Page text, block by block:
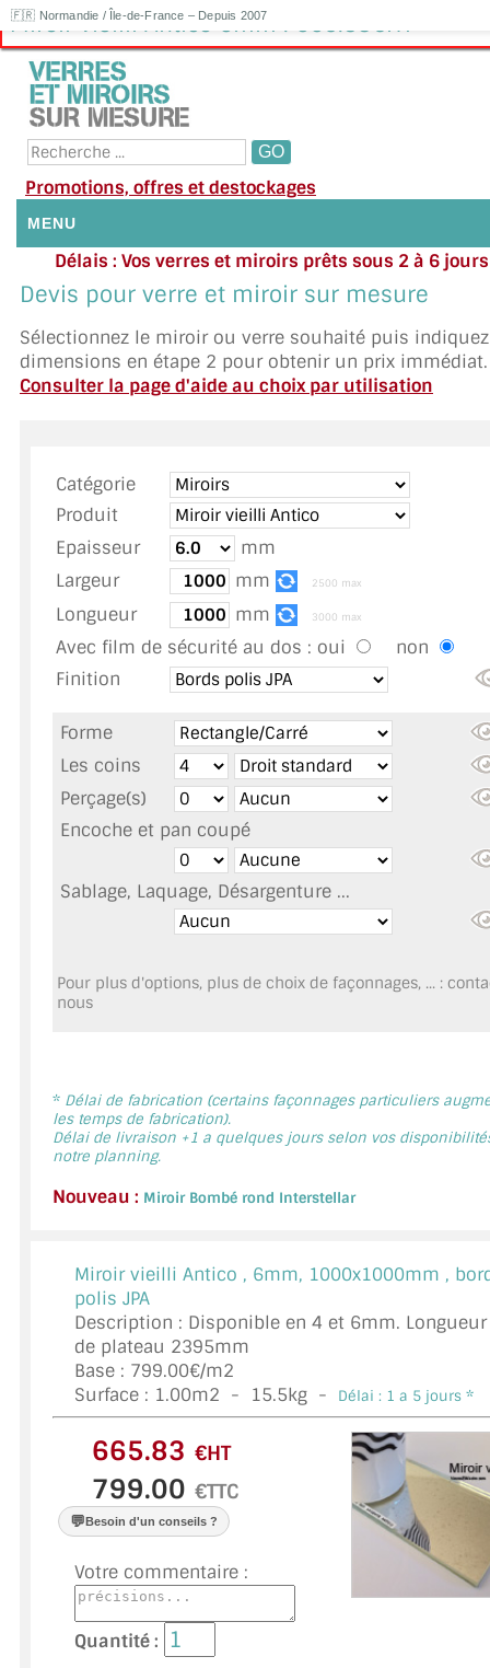
🇫🇷 Normandie / Île-de-France – Depuis 2007
Miroir vieilli Antico 6mm : 665.83€HT
Promotions, offres et destockages
MENU
NOUS CONTACTER
DEMANDE DE DEVIS
TOUS LES TARIFS AU M2
GUIDE : CHOIX PAR UTILISATION
INSPIRATIONS ET NOUVEAUTÉS
AMBIANCE LAITON BROSSÉ
MIROIR SUR MESURE
MIROIR VIEILLI
MIROIR DÉCORATIF DE COULEUR
LOTS DE MIROIRS EN MOZAÏQUE
MIROIR DE SALLE DE BAIN
MIROIR POUR SALLE DE SPORT
MIROIR POUR SALLE DE DANSE
MIROIR ENCADRÉ
VERRE SUR MESURE
VERRE EXTRACLAIR
VERRE TREMPÉ (SÉCURIT)
VERRE FEUILLETÉ
VERRE ANTI-REFLET
VERRE LAQUÉ/CRÉDENCE
VERRE FEUILLETÉ/TREMPÉ
Délais : Vos verres et miroirs prêts sous 2 à 6
moyenne
Besoin
Appelez ou envoyez un SMS au 06 79 92
Devis pour verre et miroir sur mesure
Sélectionnez le miroir ou verre souhaité puis
dimensions en étape 2 pour obtenir un prix immédiat.
Consulter la page d'aide au choix par utilisation
Catégorie
Produit
Epaisseur
mm
Largeur
mm 2500 max
Longueur mm 3000 max
Avec film de sécurité au dos : oui
non
Finition
Forme
Les coins
Perçage(s)
Encoche et pan coupé
Sablage, Laquage, Désargenture ...
Pour plus d'options, plus de choix de façonnages, ... :
nous
* Délai de fabrication (certains façonnages particuliers
les temps de fabrication).
Délai de livraison +1 a quelques jours selon vos
notre planning.
Nouveau : Miroir Bombé rond Interstellar
Miroir vieilli Antico , 6mm, 1000x1000mm ,
polis JPA
Description : Disponible en 4 et 6mm.
de plateau 2395mm
Base : 799.00€/m2
Surface : 1.00m2 - 15.5kg - Délai : 1 a 5 jours *
€HT
€TTC
💬Besoin d'un conseils ?
Votre commentaire :
Quantité :